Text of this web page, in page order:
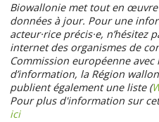
contenu
principal
Biowallonie met tout en
données à jour. Pour une
acteur·rice précis·e, n’hésitez
internet des organismes de
Commission européenne
d’information, la Région
publient également une liste (
Pour plus d'information sur
ici